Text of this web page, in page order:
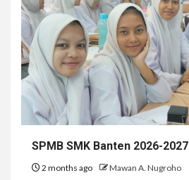
SPMB SMK Banten 2026-2027
2 months ago Mawan A. Nugroho